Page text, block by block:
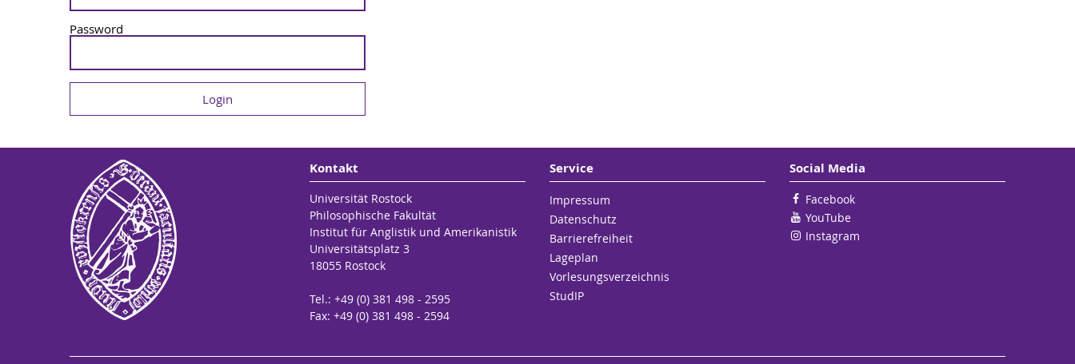
Password
Kontakt
Universität Rostock
Philosophische Fakultät
Institut für Anglistik und Amerikanistik
Universitätsplatz 3
18055 Rostock
Tel.: +49 (0) 381 498 - 2595
Fax: +49 (0) 381 498 - 2594
Service
Impressum
Datenschutz
Barrierefreiheit
Lageplan
Vorlesungsverzeichnis
StudIP
Social Media
Facebook
YouTube
Instagram